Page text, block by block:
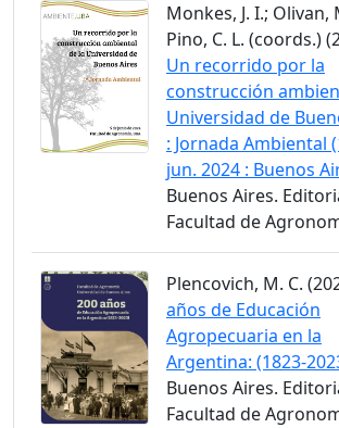
Monkes, J. I.; Olivan,
Pino, C. L. (coords.)
Un recorrido por la
construcción
Universidad de
: Jornada Ambiental
jun. 2024 : Buenos
Buenos Aires.
Facultad de
Plencovich, M. C.
años de Educación
Agropecuaria en la
Argentina: (1823-
Buenos Aires.
Facultad de